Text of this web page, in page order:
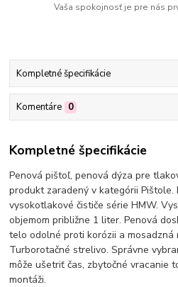
Vaša spokojnosť je pre nás
Kompletné špecifikácie
Komentáre 0
Kompletné špecifikácie
Penová pištoľ, penová dýza pre
produkt zaradený v kategórii Pištole.
vysokotlakové čističe série HMW.
objemom približne 1 liter. Penová
telo odolné proti korózii a mosadzná
Turborotačné strelivo. Správne
môže ušetriť čas, zbytočné vracanie
montáži.